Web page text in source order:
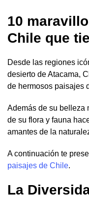
10
Chile que
Desde las regiones
desierto de Atacama,
de hermosos paisajes
Además de su belleza
de su flora y fauna
amantes de la
A continuación te
paisajes de Chile.
La